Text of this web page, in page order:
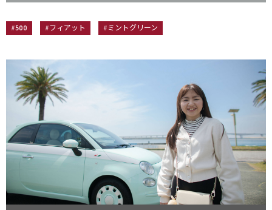
#500 #フィアット #ミントグリーン